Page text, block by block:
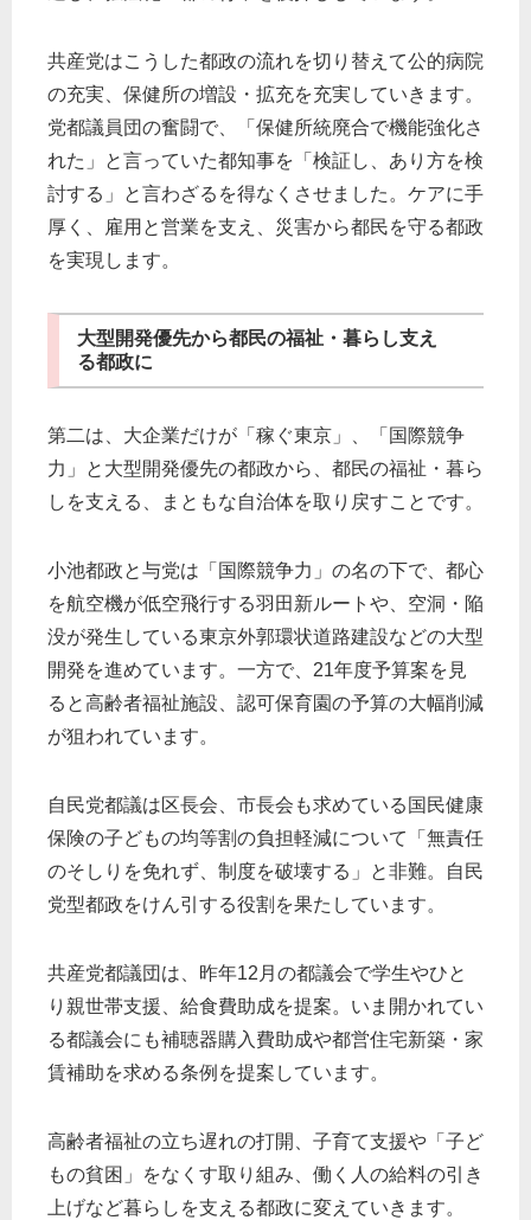
共産党はこうした都政の流れを切り替えて公的病院
の充実、保健所の増設・拡充を充実していきます。
党都議員団の奮闘で、「保健所統廃合で機能強化さ
れた」と言っていた都知事を「検証し、あり方を検
討する」と言わざるを得なくさせました。ケアに手
厚く、雇用と営業を支え、災害から都民を守る都政
を実現します。
大型開発優先から都民の福祉・暮らし支え
る都政に
第二は、大企業だけが「稼ぐ東京」、「国際競争
力」と大型開発優先の都政から、都民の福祉・暮ら
しを支える、まともな自治体を取り戻すことです。
小池都政と与党は「国際競争力」の名の下で、都心
を航空機が低空飛行する羽田新ルートや、空洞・陥
没が発生している東京外郭環状道路建設などの大型
開発を進めています。一方で、21年度予算案を見
ると高齢者福祉施設、認可保育園の予算の大幅削減
が狙われています。
自民党都議は区長会、市長会も求めている国民健康
保険の子どもの均等割の負担軽減について「無責任
のそしりを免れず、制度を破壊する」と非難。自民
党型都政をけん引する役割を果たしています。
共産党都議団は、昨年12月の都議会で学生やひと
り親世帯支援、給食費助成を提案。いま開かれてい
る都議会にも補聴器購入費助成や都営住宅新築・家
賃補助を求める条例を提案しています。
高齢者福祉の立ち遅れの打開、子育て支援や「子ど
もの貧困」をなくす取り組み、働く人の給料の引き
上げなど暮らしを支える都政に変えていきます。